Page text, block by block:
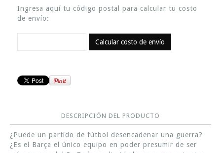
Ingresa aquí tu código postal para calcular tu costo
de envío:
Calcular costo de envío
DESCRIPCIÓN DEL PRODUCTO
¿Puede un partido de fútbol desencadenar una guerra?
¿Es el Barça el único equipo en poder presumir de ser